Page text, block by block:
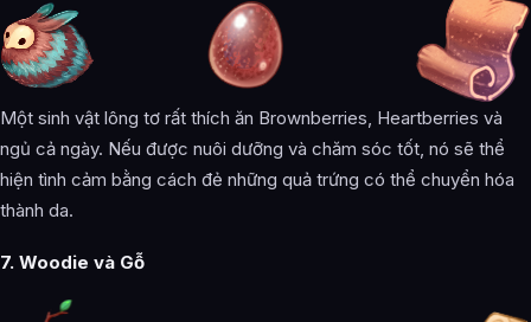
Một sinh vật lông tơ rất thích ăn Brownberries, Heartberries và
ngủ cả ngày. Nếu được nuôi dưỡng và chăm sóc tốt, nó sẽ thể
hiện tình cảm bằng cách đẻ những quả trứng có thể chuyển hóa
thành da.
‌7. Woodie và Gỗ